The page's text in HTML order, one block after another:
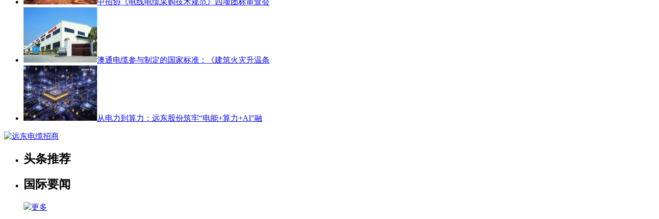
澳通电缆参与制定的国家标准：《建筑火灾升温条
从电力到算力：远东股份筑牢“电能+算力+AI”融
头条推荐
国际要闻
更多